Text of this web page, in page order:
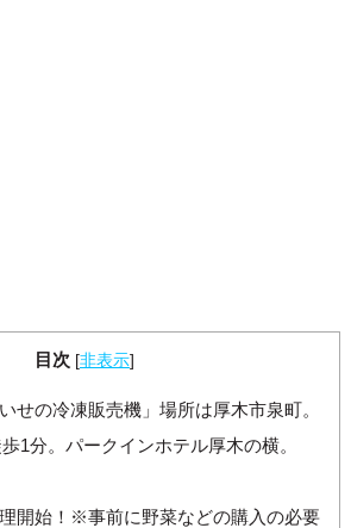
目次 [非表示]
せの冷凍販売機」場所は厚木市泉町。
1分。パークインホテル厚木の横。
開始！※事前に野菜などの購入の必要